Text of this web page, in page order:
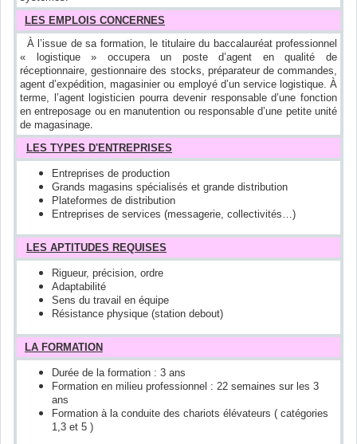
LES EMPLOIS CONCERNES
À l’issue de sa formation, le titulaire du baccalauréat professionnel
« logistique » occupera un poste d’agent en qualité de
réceptionnaire, gestionnaire des stocks, préparateur de commandes,
agent d’expédition, magasinier ou employé d’un service logistique. À
terme, l’agent logisticien pourra devenir responsable d’une fonction
en entreposage ou en manutention ou responsable d’une petite unité
de magasinage.
LES TYPES D'ENTREPRISES
Entreprises de production
Grands magasins spécialisés et grande distribution
Plateformes de distribution
Entreprises de services (messagerie, collectivités…)
LES APTITUDES REQUISES
Rigueur, précision, ordre
Adaptabilité
Sens du travail en équipe
Résistance physique (station debout)
LA FORMATION
Durée de la formation : 3 ans
Formation en milieu professionnel : 22 semaines sur les 3
ans
Formation à la conduite des chariots élévateurs ( catégories
1,3 et 5 )